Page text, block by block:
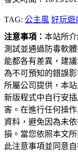
TAG: 公主風 好玩遊
注意事項： 本站所
測試並通過防毒軟
能都各有差異，建
為不可預知的錯誤
所屬公司提供，本
新版程式中自行安
害。在進行任何操
資料，避免因為未
損。當您依照本文
此注意事項並同意